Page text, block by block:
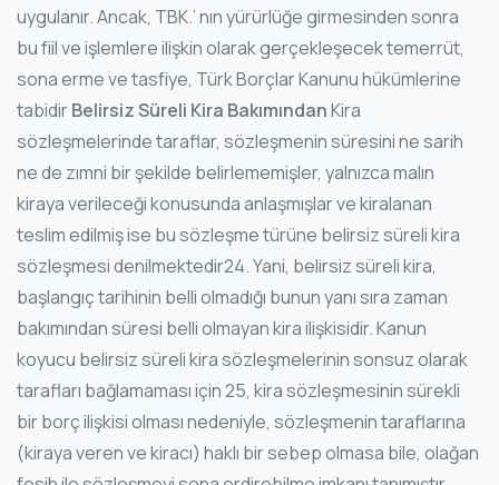
uygulanır. Ancak, TBK.’ nın yürürlüğe girmesinden sonra
bu fiil ve işlemlere ilişkin olarak gerçekleşecek temerrüt,
sona erme ve tasfiye, Türk Borçlar Kanunu hükümlerine
tabidirBelirsiz Süreli Kira BakımındanKira
sözleşmelerinde taraflar, sözleşmenin süresini ne sarih
ne de zımni bir şekilde belirlememişler, yalnızca malın
kiraya verileceği konusunda anlaşmışlar ve kiralanan
teslim edilmiş ise bu sözleşme türüne belirsiz süreli kira
sözleşmesi denilmektedir24. Yani, belirsiz süreli kira,
başlangıç tarihinin belli olmadığı bunun yanı sıra zaman
bakımından süresi belli olmayan kira ilişkisidir. Kanun
koyucu belirsiz süreli kira sözleşmelerinin sonsuz olarak
tarafları bağlamaması için 25, kira sözleşmesinin sürekli
bir borç ilişkisi olması nedeniyle, sözleşmenin taraflarına
(kiraya veren ve kiracı) haklı bir sebep olmasa bile, olağan